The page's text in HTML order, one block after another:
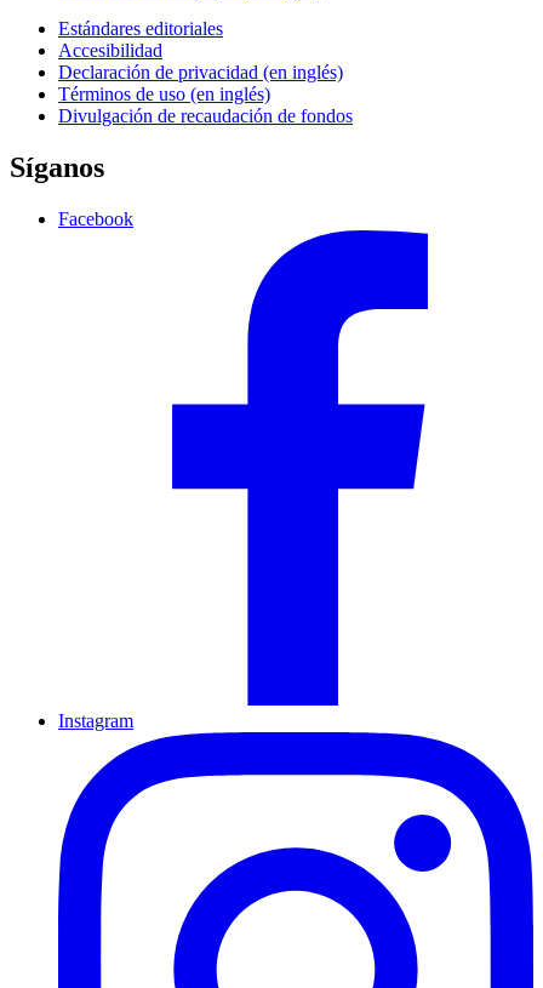
Estándares editoriales
Accesibilidad
Declaración de privacidad (en inglés)
Términos de uso (en inglés)
Divulgación de recaudación de fondos
Síganos
Facebook
Instagram